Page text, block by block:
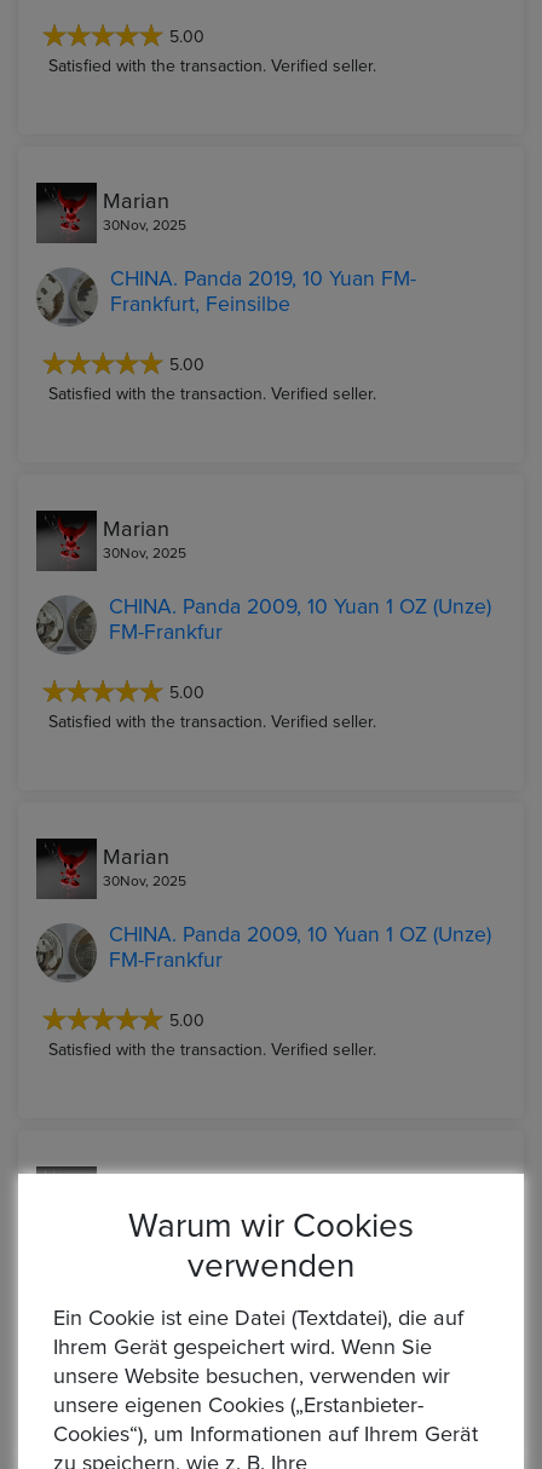
5.00
Satisfied with the transaction. Verified seller.
Marian
30Nov, 2025
CHINA. Panda 2019, 10 Yuan FM-
Frankfurt, Feinsilbe
5.00
Satisfied with the transaction. Verified seller.
Marian
30Nov, 2025
CHINA. Panda 2009, 10 Yuan 1 OZ (Unze)
FM-Frankfur
5.00
Satisfied with the transaction. Verified seller.
Marian
30Nov, 2025
CHINA. Panda 2009, 10 Yuan 1 OZ (Unze)
FM-Frankfur
5.00
Satisfied with the transaction. Verified seller.
AUSTRALIEN. Kookaburra 2018, 1 Dollar
5.00
Satisfied with the transaction. Verified seller.
Warum wir Cookies
verwenden
Ein Cookie ist eine Datei (Textdatei), die auf
Ihrem Gerät gespeichert wird. Wenn Sie
unsere Website besuchen, verwenden wir
unsere eigenen Cookies („Erstanbieter-
Cookies“), um Informationen auf Ihrem Gerät
zu speichern, wie z. B. Ihre